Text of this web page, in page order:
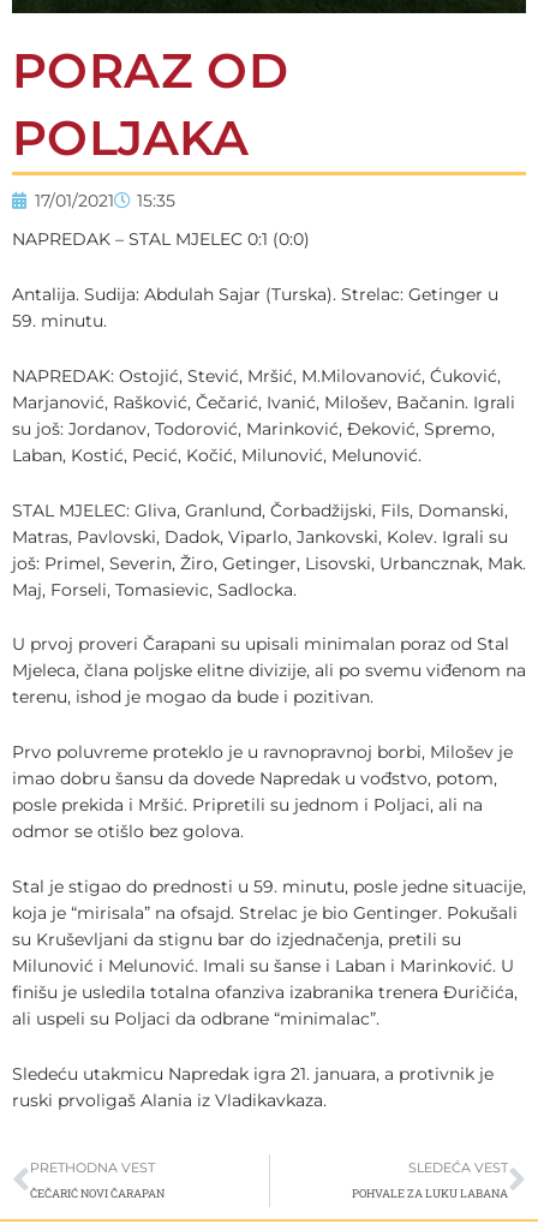
PORAZ OD
POLJAKA
17/01/2021
15:35
NAPREDAK – STAL MJELEC 0:1 (0:0)
Antalija. Sudija: Abdulah Sajar (Turska). Strelac: Getinger u
59. minutu.
NAPREDAK: Ostojić, Stević, Mršić, M.Milovanović, Ćuković,
Marjanović, Rašković, Čečarić, Ivanić, Milošev, Bačanin. Igrali
su još: Jordanov, Todorović, Marinković, Đeković, Spremo,
Laban, Kostić, Pecić, Kočić, Milunović, Melunović.
STAL MJELEC: Gliva, Granlund, Čorbadžijski, Fils, Domanski,
Matras, Pavlovski, Dadok, Viparlo, Jankovski, Kolev. Igrali su
još: Primel, Severin, Žiro, Getinger, Lisovski, Urbancznak, Mak.
Maj, Forseli, Tomasievic, Sadlocka.
U prvoj proveri Čarapani su upisali minimalan poraz od Stal
Mjeleca, člana poljske elitne divizije, ali po svemu viđenom na
terenu, ishod je mogao da bude i pozitivan.
Prvo poluvreme proteklo je u ravnopravnoj borbi, Milošev je
imao dobru šansu da dovede Napredak u vođstvo, potom,
posle prekida i Mršić. Pripretili su jednom i Poljaci, ali na
odmor se otišlo bez golova.
Stal je stigao do prednosti u 59. minutu, posle jedne situacije,
koja je “mirisala” na ofsajd. Strelac je bio Gentinger. Pokušali
su Kruševljani da stignu bar do izjednačenja, pretili su
Milunović i Melunović. Imali su šanse i Laban i Marinković. U
finišu je usledila totalna ofanziva izabranika trenera Đuričića,
ali uspeli su Poljaci da odbrane “minimalac”.
Sledeću utakmicu Napredak igra 21. januara, a protivnik je
ruski prvoligaš Alania iz Vladikavkaza.
Prev
PRETHODNA VEST
ČEČARIĆ NOVI ČARAPAN
SLEDEĆA VEST
POHVALE ZA LUKU LABANA